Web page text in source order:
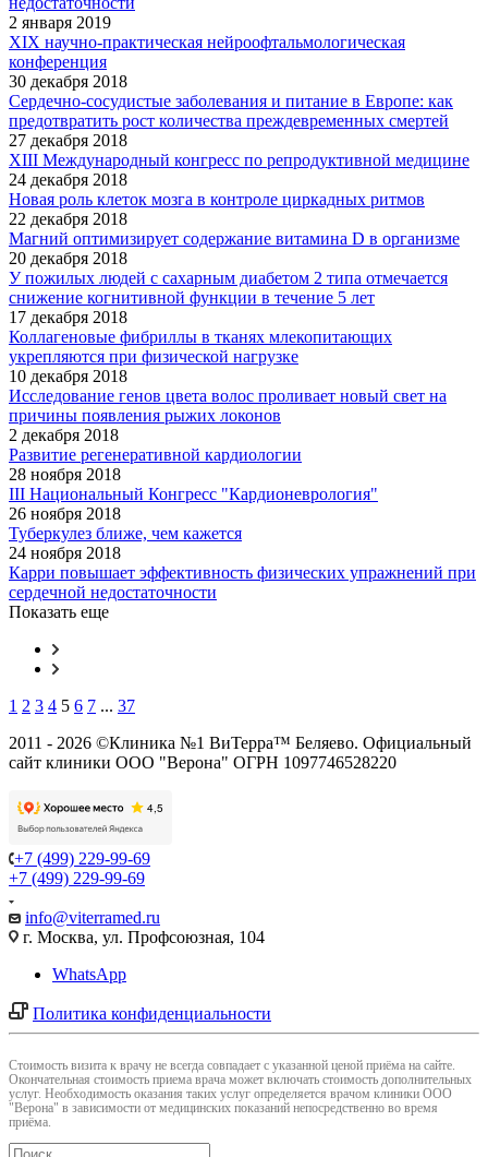
2 января 2019
XIX научно-практическая нейроофтальмологическая
конференция
30 декабря 2018
Сердечно-сосудистые заболевания и питание в Европе: как
предотвратить рост количества преждевременных смертей
27 декабря 2018
XIII Международный конгресс по репродуктивной медицине
24 декабря 2018
Новая роль клеток мозга в контроле циркадных ритмов
22 декабря 2018
Магний оптимизирует содержание витамина D в организме
20 декабря 2018
У пожилых людей с сахарным диабетом 2 типа отмечается
снижение когнитивной функции в течение 5 лет
17 декабря 2018
Коллагеновые фибриллы в тканях млекопитающих
укрепляются при физической нагрузке
10 декабря 2018
Исследование генов цвета волос проливает новый свет на
причины появления рыжих локонов
2 декабря 2018
Развитие регенеративной кардиологии
28 ноября 2018
III Национальный Конгресс "Кардионеврология"
26 ноября 2018
Туберкулез ближе, чем кажется
24 ноября 2018
Карри повышает эффективность физических упражнений при
сердечной недостаточности
Показать еще
1 2 3 4 5 6 7 ... 37
2011 - 2026 ©Клиника №1 ВиТерра™ Беляево. Официальный
сайт клиники ООО "Верона" ОГРН 1097746528220
+7 (499) 229-99-69
+7 (499) 229-99-69
info@viterramed.ru
г. Москва, ул. Профсоюзная, 104
WhatsApp
Политика конфиденциальности
Cтоимость визита к врачу не всегда совпадает с указанной ценой приёма на сайте.
Окончательная стоимость приема врача может включать стоимость дополнительных
услуг. Необходимость оказания таких услуг определяется врачом клиники ООО
"Верона" в зависимости от медицинских показаний непосредственно во время
приёма.